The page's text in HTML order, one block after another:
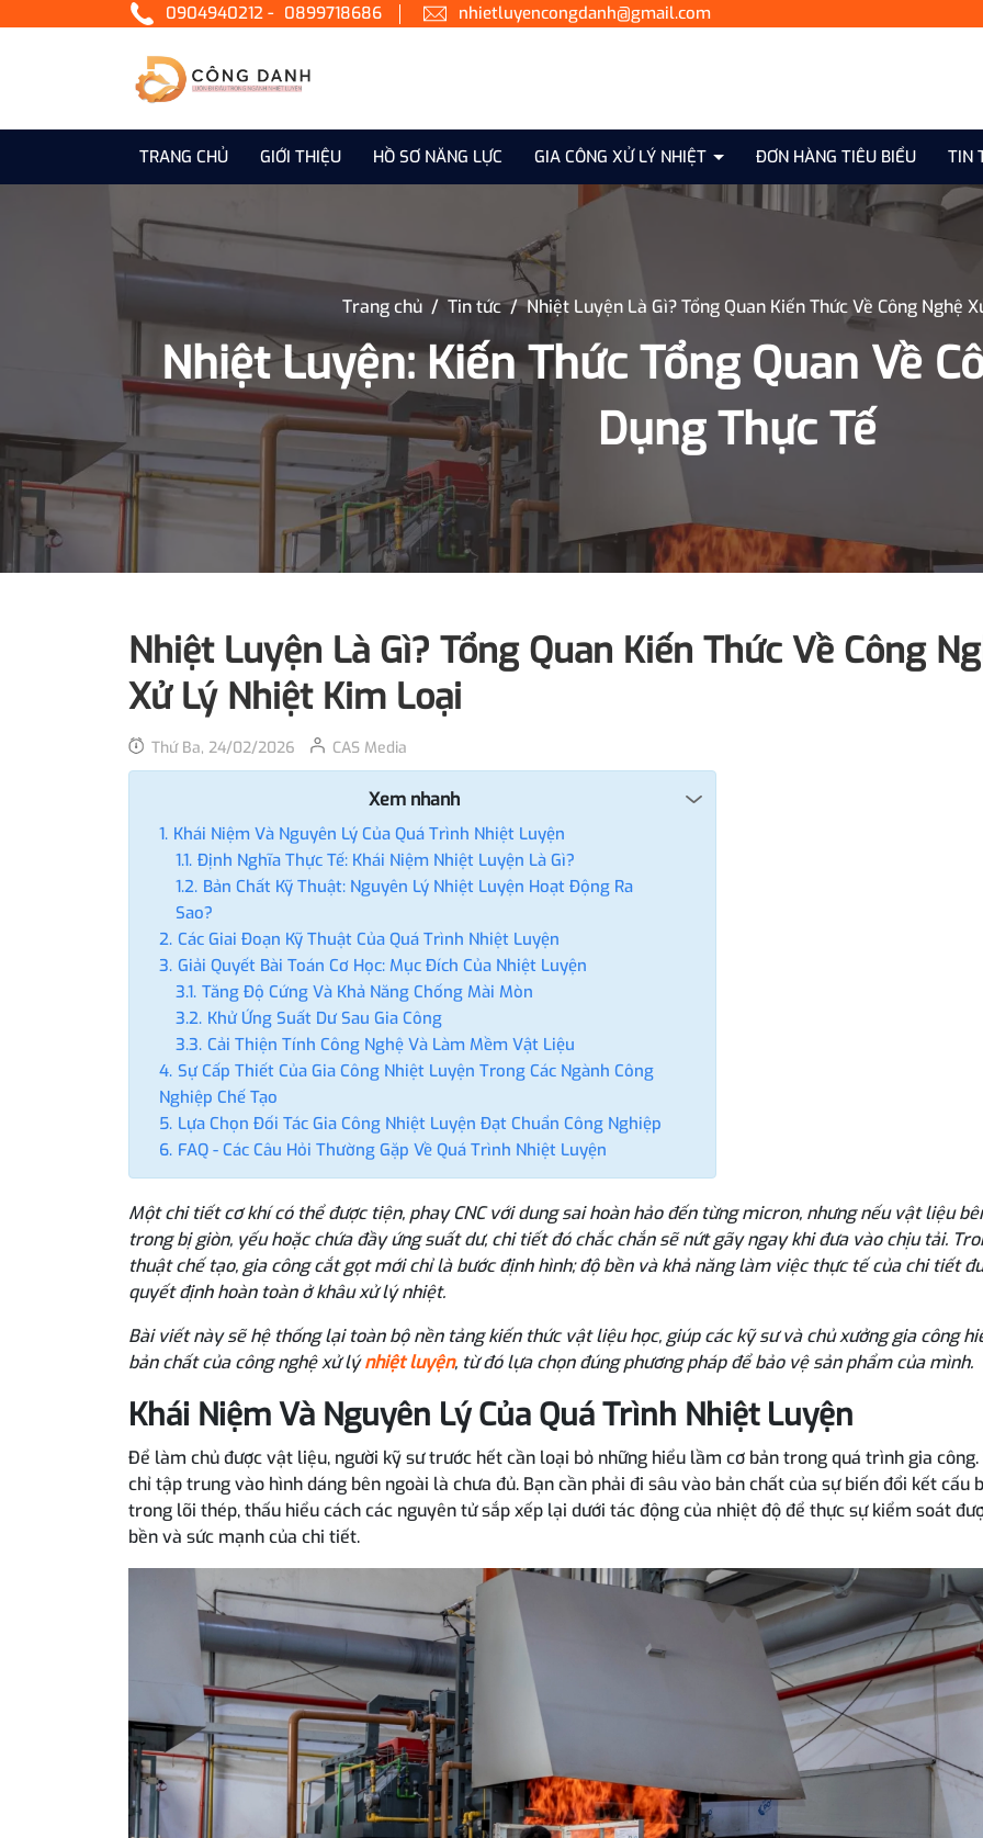
0904940212 - 0899718686 nhietluyencongdanh@gmail.com
TRANG CHỦ GIỚI THIỆU HỒ SƠ NĂNG LỰC GIA CÔNG XỬ LÝ NHIỆT ĐƠN HÀNG TIÊU BIỂU TIN
Trang chủ / Tin tức/Nhiệt Luyện Là Gì? Tổng Quan Kiến Thức Về Công Nghệ
Nhiệt Luyện: Kiến Thức Tổng Quan Về
Dụng Thực Tế
Nhiệt Luyện Là Gì? Tổng Quan Kiến Thức Về Công
Xử Lý Nhiệt Kim Loại
Thứ Ba, 24/02/2026 CAS Media
Xem nhanh
Khái Niệm Và Nguyên Lý Của Quá Trình Nhiệt Luyện
Định Nghĩa Thực Tế: Khái Niệm Nhiệt Luyện Là Gì?
Bản Chất Kỹ Thuật: Nguyên Lý Nhiệt Luyện Hoạt Động Ra
Sao?
Các Giai Đoạn Kỹ Thuật Của Quá Trình Nhiệt Luyện
Giải Quyết Bài Toán Cơ Học: Mục Đích Của Nhiệt Luyện
Tăng Độ Cứng Và Khả Năng Chống Mài Mòn
Khử Ứng Suất Dư Sau Gia Công
Cải Thiện Tính Công Nghệ Và Làm Mềm Vật Liệu
Sự Cấp Thiết Của Gia Công Nhiệt Luyện Trong Các Ngành Công
Nghiệp Chế Tạo
Lựa Chọn Đối Tác Gia Công Nhiệt Luyện Đạt Chuẩn Công Nghiệp
FAQ - Các Câu Hỏi Thường Gặp Về Quá Trình Nhiệt Luyện
Một chi tiết cơ khí có thể được tiện, phay CNC với dung sai hoàn hảo đến từng micron, nhưng nếu vật liệu
trong bị giòn, yếu hoặc chứa đầy ứng suất dư, chi tiết đó chắc chắn sẽ nứt gãy ngay khi đưa vào chịu tải.
thuật chế tạo, gia công cắt gọt mới chỉ là bước định hình; độ bền và khả năng làm việc thực tế của chi tiết
quyết định hoàn toàn ở khâu xử lý nhiệt.
Bài viết này sẽ hệ thống lại toàn bộ nền tảng kiến thức vật liệu học, giúp các kỹ sư và chủ xưởng gia công
bản chất của công nghệ xử lýnhiệt luyện, từ đó lựa chọn đúng phương pháp để bảo vệ sản phẩm của mình.
Khái Niệm Và Nguyên Lý Của Quá Trình Nhiệt Luyện
Để làm chủ được vật liệu, người kỹ sư trước hết cần loại bỏ những hiểu lầm cơ bản trong quá trình gia công.
chỉ tập trung vào hình dáng bên ngoài là chưa đủ. Bạn cần phải đi sâu vào bản chất của sự biến đổi kết cấu
trong lõi thép, thấu hiểu cách các nguyên tử sắp xếp lại dưới tác động của nhiệt độ để thực sự kiểm soát
bền và sức mạnh của chi tiết.